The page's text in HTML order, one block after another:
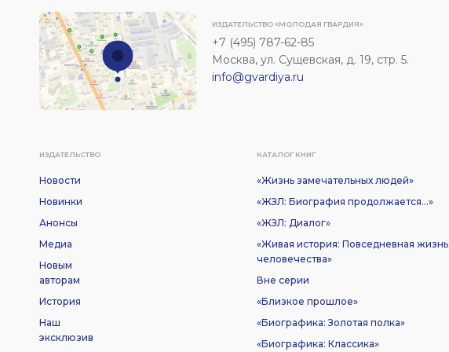
ИЗДАТЕЛЬСТВО «МОЛОДАЯ ГВАРДИЯ»
+7 (495) 787-62-85
Москва, ул. Сущевская, д. 19, стр. 5.
info@gvardiya.ru
ИЗДАТЕЛЬСТВО
Новости
Новинки
Анонсы
Медиа
Новым
авторам
История
Наш
эксклюзив
КАТАЛОГ КНИГ
«Жизнь замечательных людей»
«ЖЗЛ: Биография продолжается...»
«ЖЗЛ: Диалог»
«Живая история: Повседневная жизнь
человечества»
Вне серии
«Близкое прошлое»
«Биографика: Золотая полка»
«Биографика: Классика»